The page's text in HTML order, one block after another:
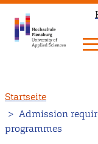
zum
Inhalt
Startseite
Admission
programmes